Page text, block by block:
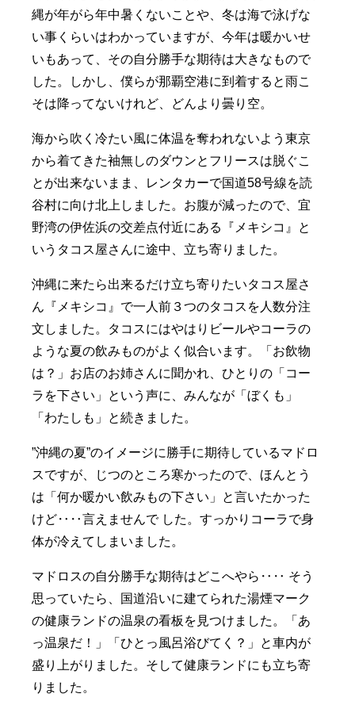
縄が年がら年中暑くないことや、冬は海で泳げな
い事くらいはわかっていますが、今年は暖かいせ
いもあって、その自分勝手な期待は大きなもので
した。しかし、僕らが那覇空港に到着すると雨こ
そは降ってないけれど、どんより曇り空。
海から吹く冷たい風に体温を奪われないよう東京
から着てきた袖無しのダウンとフリースは脱ぐこ
とが出来ないまま、レンタカーで国道58号線を読
谷村に向け北上しました。お腹が減ったので、宜
野湾の伊佐浜の交差点付近にある『メキシコ』と
いうタコス屋さんに途中、立ち寄りました。
沖縄に来たら出来るだけ立ち寄りたいタコス屋さ
ん『メキシコ』で一人前３つのタコスを人数分注
文しました。タコスにはやはりビールやコーラの
ような夏の飲みものがよく似合います。「お飲物
は？」お店のお姉さんに聞かれ、ひとりの「コー
ラを下さい」という声に、みんなが「ぼくも」
「わたしも」と続きました。
”沖縄の夏”のイメージに勝手に期待しているマドロ
スですが、じつのところ寒かったので、ほんとう
は「何か暖かい飲みもの下さい」と言いたかった
けど‥‥言えませんで した。すっかりコーラで身
体が冷えてしまいました。
マドロスの自分勝手な期待はどこへやら‥‥ そう
思っていたら、国道沿いに建てられた湯煙マーク
の健康ランドの温泉の看板を見つけました。「あ
っ温泉だ！」「ひとっ風呂浴びてく？」と車内が
盛り上がりました。そして健康ランドにも立ち寄
りました。